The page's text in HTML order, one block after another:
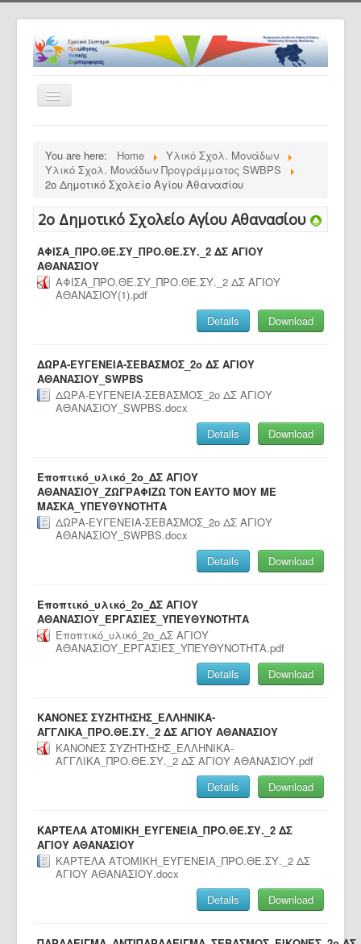
Toggle
Navigation
Το πρόγραμμα
Ανακοινώσεις
Εταίροι
Συνεργαζ. Σχολεία
ΠΡΟΘΕΣΥ -Εκπαιδευτικό Υλικό
Υλικό Σχολ. Μονάδων
You are here: Home
Υλικό Σχολ. Μονάδων
Υλικό Σχολ. Μονάδων Προγράμματος SWBPS
2o Δημοτικό Σχολείο Αγίου Αθανασίου
2o Δημοτικό Σχολείο Αγίου Αθανασίου
ΑΦΙΣΑ_ΠΡΟ.ΘΕ.ΣΥ_ΠΡΟ.ΘΕ.ΣΥ._2 ΔΣ AΓΙΟΥ
ΑΘΑΝΑΣΙΟΥ
ΑΦΙΣΑ_ΠΡΟ.ΘΕ.ΣΥ_ΠΡΟ.ΘΕ.ΣΥ._2 ΔΣ AΓΙΟΥ
ΑΘΑΝΑΣΙΟΥ(1).pdf
Download
Details
ΔΩΡΑ-ΕΥΓΕΝΕΙΑ-ΣΕΒΑΣΜΟΣ_2o ΔΣ ΑΓΙΟΥ
ΑΘΑΝΑΣΙΟΥ_SWPBS
ΔΩΡΑ-ΕΥΓΕΝΕΙΑ-ΣΕΒΑΣΜΟΣ_2o ΔΣ ΑΓΙΟΥ
ΑΘΑΝΑΣΙΟΥ_SWPBS.docx
Download
Details
Εποπτικό_υλικό_2ο_ΔΣ ΑΓΙΟΥ
ΑΘΑΝΑΣΙΟΥ_ΖΩΓΡΑΦΙΖΩ ΤON EAYTO ΜΟΥ ME
ΜΑΣΚΑ_ΥΠΕΥΘΥΝΟΤΗΤΑ
ΔΩΡΑ-ΕΥΓΕΝΕΙΑ-ΣΕΒΑΣΜΟΣ_2o ΔΣ ΑΓΙΟΥ
ΑΘΑΝΑΣΙΟΥ_SWPBS.docx
Download
Details
Εποπτικό_υλικό_2ο_ΔΣ ΑΓΙΟΥ
ΑΘΑΝΑΣΙΟΥ_EΡΓΑΣΙΕΣ_ΥΠΕΥΘΥΝΟΤΗΤΑ
Εποπτικό_υλικό_2ο_ΔΣ ΑΓΙΟΥ
ΑΘΑΝΑΣΙΟΥ_EΡΓΑΣΙΕΣ_ΥΠΕΥΘΥΝΟΤΗΤΑ.pdf
Download
Details
ΚΑΝΟΝΕΣ ΣΥΖΗΤΗΣΗΣ_ΕΛΛΗΝΙΚΑ-
ΑΓΓΛΙΚΑ_ΠΡΟ.ΘΕ.ΣΥ._2 ΔΣ AΓΙΟΥ ΑΘΑΝΑΣΙΟΥ
ΚΑΝΟΝΕΣ ΣΥΖΗΤΗΣΗΣ_ΕΛΛΗΝΙΚΑ-
ΑΓΓΛΙΚΑ_ΠΡΟ.ΘΕ.ΣΥ._2 ΔΣ AΓΙΟΥ ΑΘΑΝΑΣΙΟΥ.pdf
Download
Details
ΚΑΡΤΕΛΑ ΑΤΟΜΙΚΗ_ΕΥΓΕΝΕΙΑ_ΠΡΟ.ΘΕ.ΣΥ._2 ΔΣ
AΓΙΟΥ ΑΘΑΝΑΣΙΟΥ
ΚΑΡΤΕΛΑ ΑΤΟΜΙΚΗ_ΕΥΓΕΝΕΙΑ_ΠΡΟ.ΘΕ.ΣΥ._2 ΔΣ
AΓΙΟΥ ΑΘΑΝΑΣΙΟΥ.docx
Download
Details